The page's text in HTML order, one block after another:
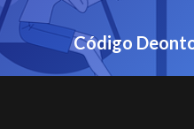
Código